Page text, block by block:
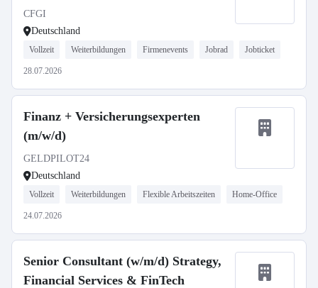
CFGI
Deutschland
Vollzeit Weiterbildungen Firmenevents Jobrad Jobticket
28.07.2026
Finanz + Versicherungsexperten
(m/w/d)
GELDPILOT24
Deutschland
Vollzeit Weiterbildungen Flexible Arbeitszeiten Home-Office
24.07.2026
Senior Consultant (w/m/d) Strategy,
Financial Services & FinTech